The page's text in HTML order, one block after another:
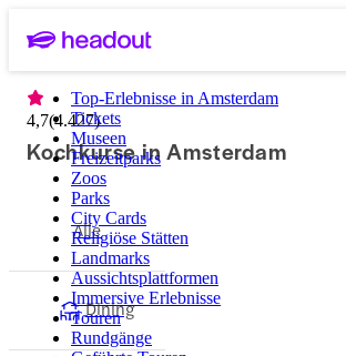
Top-Erlebnisse in Amsterdam
Tickets
Museen
Freizeitparks
Zoos
Parks
City Cards
Religiöse Stätten
Landmarks
Aussichtsplattformen
Immersive Erlebnisse
Touren
Rundgänge
4,7(4.427)
Kochkurse in Amsterdam
Alle
Dining